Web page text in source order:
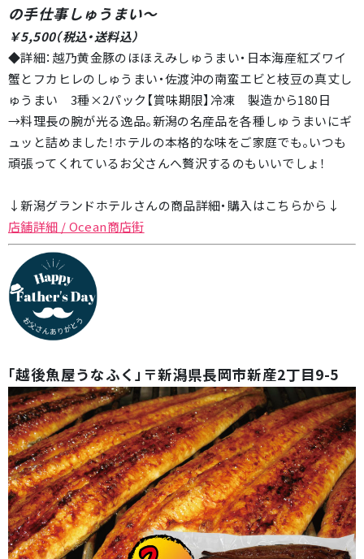
の手仕事しゅうまい～
￥5,500（税込・送料込）
◆詳細：越乃黄金豚のほほえみしゅうまい・日本海産紅ズワイ
蟹とフカヒレのしゅうまい・佐渡沖の南蛮エビと枝豆の真丈し
ゅうまい 3種×2パック【賞味期限】冷凍 製造から180日
→料理長の腕が光る逸品。新潟の名産品を各種しゅうまいにギ
ュッと詰めました！ホテルの本格的な味をご家庭でも。いつも
頑張ってくれているお父さんへ贅沢するのもいいでしょ！
↓新潟グランドホテルさんの商品詳細・購入はこちらから↓
店舗詳細 / Ocean商店街
「越後魚屋うなふく」〒新潟県長岡市新産2丁目9-5